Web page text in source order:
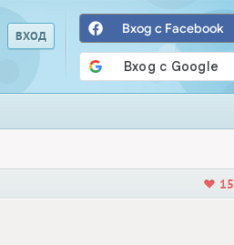
Вход с Facebook
15